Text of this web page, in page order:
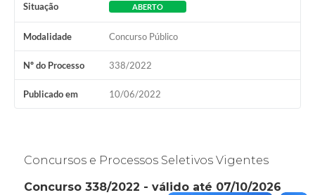
Situação ABERTO
Modalidade Concurso Público
Nº do Processo 338/2022
Publicado em 10/06/2022
Concursos e Processos Seletivos Vigentes
Concurso 338/2022 - válido até 07/10/2026